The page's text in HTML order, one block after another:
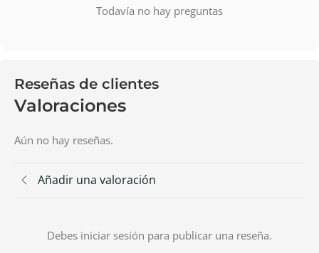
Todavía no hay preguntas
Reseñas de clientes
Valoraciones
Aún no hay reseñas.
Añadir una valoración
Debes iniciar sesión para publicar una reseña.